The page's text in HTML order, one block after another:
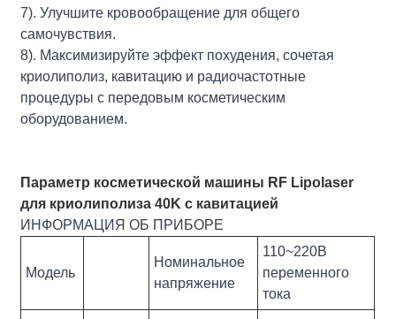
7). Улучшите кровообращение для общего
самочувствия.
8). Максимизируйте эффект похудения, сочетая
криолиполиз, кавитацию и радиочастотные
процедуры с передовым косметическим
оборудованием.
Параметр косметической машины RF Lipolaser
для криолиполиза 40K с кавитацией
ИНФОРМАЦИЯ ОБ ПРИБОРЕ
Модель
Номинальное
напряжение
110~220В
переменного
тока